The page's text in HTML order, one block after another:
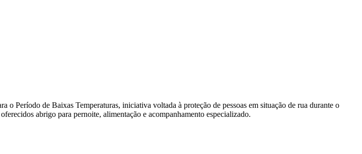
Período de Baixas Temperaturas, iniciativa voltada à proteção de pessoas em situação de rua durante o
abrigo para pernoite, alimentação e acompanhamento especializado.